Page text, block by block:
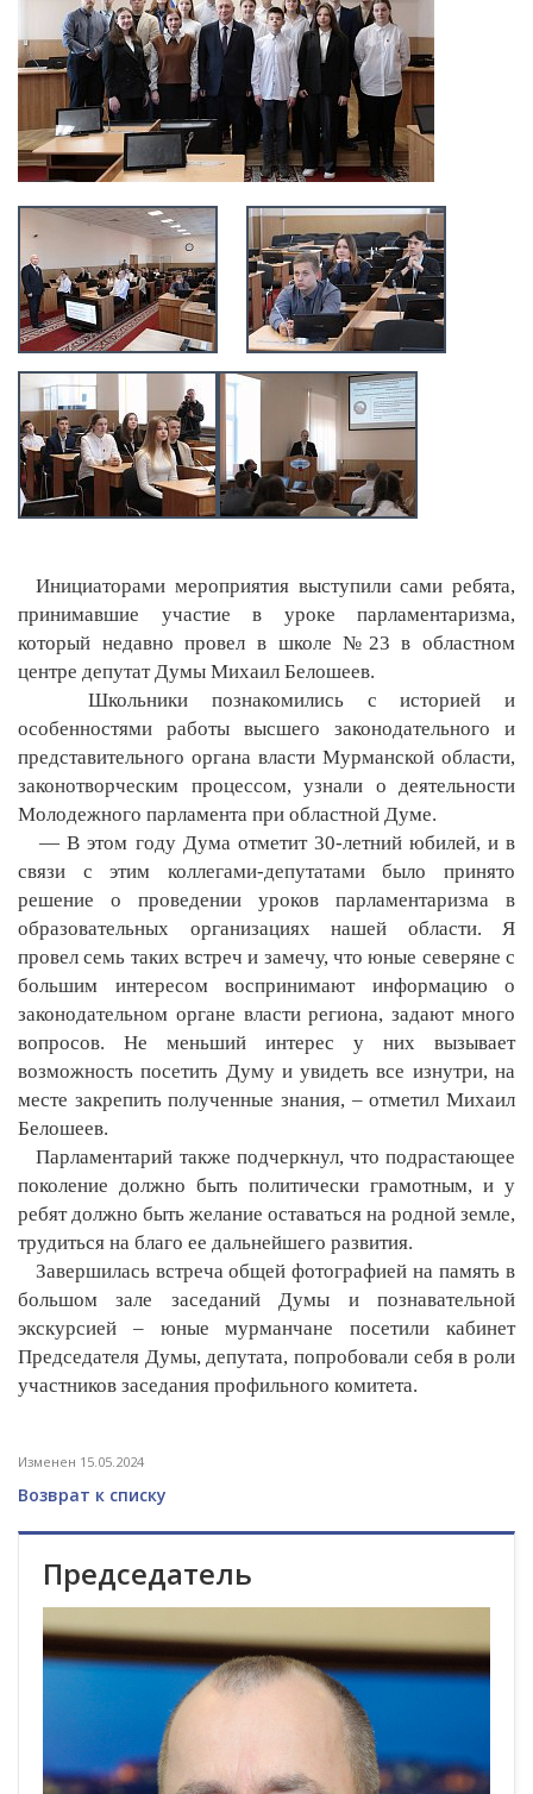
Инициаторами мероприятия выступили сами ребята,
принимавшие участие в уроке парламентаризма,
который недавно провел в школе №23 в областном
центре депутат Думы Михаил Белошеев.
Школьники познакомились с историей и
особенностями работы высшего законодательного и
представительного органа власти Мурманской области,
законотворческим процессом, узнали о деятельности
Молодежного парламента при областной Думе.
— В этом году Дума отметит 30-летний юбилей, и в
связи с этим коллегами-депутатами было принято
решение о проведении уроков парламентаризма в
образовательных организациях нашей области. Я
провел семь таких встреч и замечу, что юные северяне с
большим интересом воспринимают информацию о
законодательном органе власти региона, задают много
вопросов. Не меньший интерес у них вызывает
возможность посетить Думу и увидеть все изнутри, на
месте закрепить полученные знания, – отметил Михаил
Белошеев.
Парламентарий также подчеркнул, что подрастающее
поколение должно быть политически грамотным, и у
ребят должно быть желание оставаться на родной земле,
трудиться на благо ее дальнейшего развития.
Завершилась встреча общей фотографией на память в
большом зале заседаний Думы и познавательной
экскурсией ­­– юные мурманчане посетили кабинет
Председателя Думы, депутата, попробовали себя в роли
участников заседания профильного комитета.
Изменен 15.05.2024
Возврат к списку
Председатель